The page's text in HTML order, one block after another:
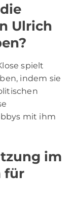
Ulrich
spielt
indem sie
mit ihm
im
für